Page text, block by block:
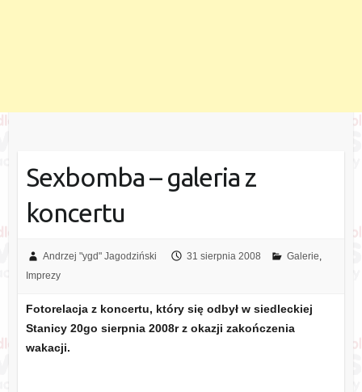
Sexbomba – galeria z
koncertu
Andrzej "ygd" Jagodziński 31 sierpnia 2008 Galerie,
Imprezy
Fotorelacja z koncertu, który się odbył w siedleckiej
Stanicy 20go sierpnia 2008r z okazji zakończenia
wakacji.